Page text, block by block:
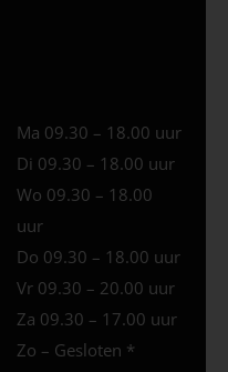
Ma 09.30 – 18.00 uur
Di 09.30 – 18.00 uur
Wo 09.30 – 18.00
uur
Do 09.30 – 18.00 uur
Vr 09.30 – 20.00 uur
Za 09.30 – 17.00 uur
Zo – Gesloten *